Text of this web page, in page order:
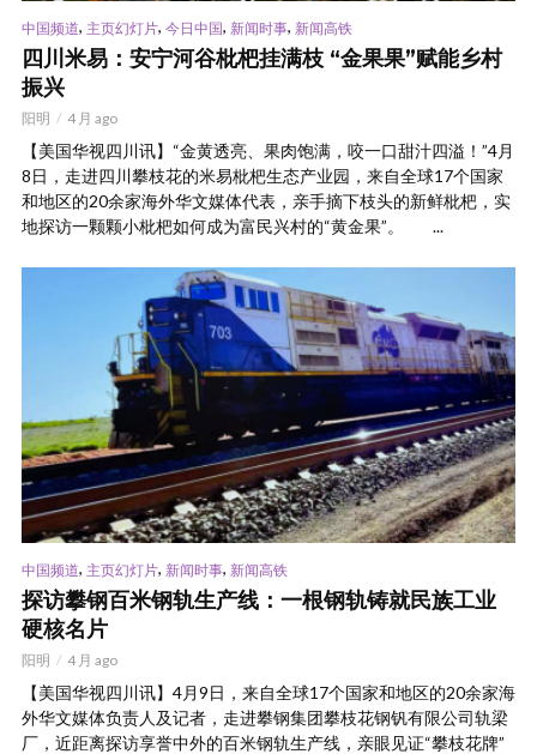
中国频道, 主页幻灯片, 今日中国, 新闻时事, 新闻高铁
四川米易：安宁河谷枇杷挂满枝 “金果果”赋能乡村
振兴
阳明 4 月 ago
【美国华视四川讯】“金黄透亮、果肉饱满，咬一口甜汁四溢！”4月
8日，走进四川攀枝花的米易枇杷生态产业园，来自全球17个国家
和地区的20余家海外华文媒体代表，亲手摘下枝头的新鲜枇杷，实
地探访一颗颗小枇杷如何成为富民兴村的“黄金果”。 ...
中国频道, 主页幻灯片, 新闻时事, 新闻高铁
探访攀钢百米钢轨生产线：一根钢轨铸就民族工业
硬核名片
阳明 4 月 ago
【美国华视四川讯】4月9日，来自全球17个国家和地区的20余家海
外华文媒体负责人及记者，走进攀钢集团攀枝花钢钒有限公司轨梁
厂，近距离探访享誉中外的百米钢轨生产线，亲眼见证“攀枝花牌”